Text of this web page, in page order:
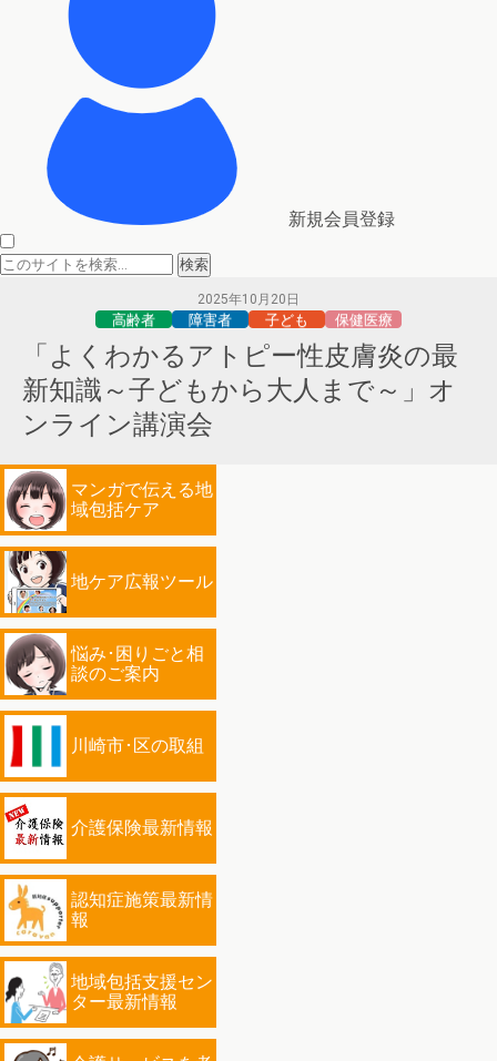
新規会員登録
2025年10月20日
高齢者 障害者 子ども 保健医療
「よくわかるアトピー性皮膚炎の最
新知識～子どもから大人まで～」オ
ンライン講演会
マンガで伝える地
域包括ケア
地ケア広報ツール
悩み･困りごと相
談のご案内
川崎市･区の取組
介護保険最新情報
認知症施策最新情
報
地域包括支援セン
ター最新情報